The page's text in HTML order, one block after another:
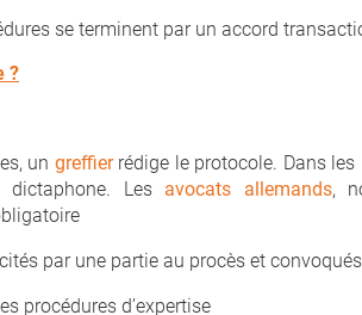
se terminent par un accord
?
un greffierrédige le protocole. Dans les
Les avocats allemands,
par une partie au procès et convoqués
procédures d’expertise